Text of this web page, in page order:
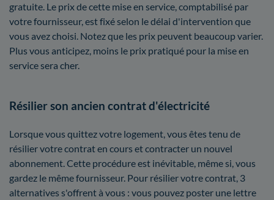
gratuite. Le prix de cette mise en service, comptabilisé par
votre fournisseur, est fixé selon le délai d'intervention que
vous avez choisi. Notez que les prix peuvent beaucoup varier.
Plus vous anticipez, moins le prix pratiqué pour la mise en
service sera cher.
Résilier son ancien contrat d'électricité
Lorsque vous quittez votre logement, vous êtes tenu de
résilier votre contrat en cours et contracter un nouvel
abonnement. Cette procédure est inévitable, même si, vous
gardez le même fournisseur. Pour résilier votre contrat, 3
alternatives s'offrent à vous : vous pouvez poster une lettre